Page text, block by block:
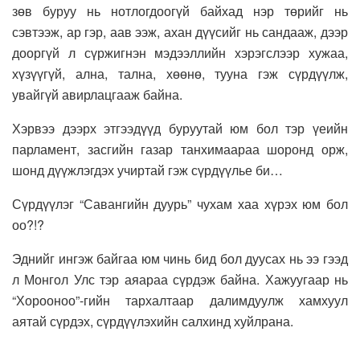
зөв буруу нь нотлогдоогүй байхад нэр төрийг нь
сэвтээж, ар гэр, аав ээж, ахан дүүсийг нь сандааж, дээр
дооргүй л сүржигнэн мэдээллийн хэрэгслээр хужаа,
хүзүүгүй, ална, тална, хөөнө, тууна гэж сүрдүүлж,
увайгүй авирлацгааж байна.
Хэрвээ дээрх этгээдүүд буруутай юм бол тэр үеийн
парламент, засгийн газар танхимаараа шоронд орж,
шонд дүүжлэгдэх учиртай гэж сүрдүүлье би…
Сүрдүүлэг “Савангийн дуурь” чухам хаа хүрэх юм бол
оо?!?
Эднийг ингэж байгаа юм чинь бид бол дуусах нь ээ гээд
л Монгол Улс тэр аяараа сүрдэж байна. Хажуугаар нь
“Хорооноо”-гийн тархалтаар далимдуулж хамхуул
аятай сүрдэх, сүрдүүлэхийн салхинд хуйлрана.